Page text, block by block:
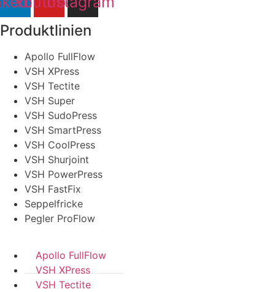
Produktlinien
Apollo FullFlow
VSH XPress
VSH Tectite
VSH Super
VSH SudoPress
VSH SmartPress
VSH CoolPress
VSH Shurjoint
VSH PowerPress
VSH FastFix
Seppelfricke
Pegler ProFlow
Apollo FullFlow
VSH XPress
VSH Tectite